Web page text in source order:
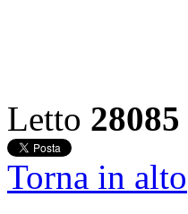
Letto 28085
Torna in alto